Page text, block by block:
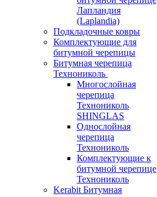
Лапландия
(Laplandia)
Подкладочные ковры
Комплектующие для
битумной черепицы
Битумная черепица
Технониколь
Многослойная
черепица
Технониколь
SHINGLAS
Однослойная
черепица
Технониколь
Комплектующие к
битумной черепице
Технониколь
Kerabit Битумная